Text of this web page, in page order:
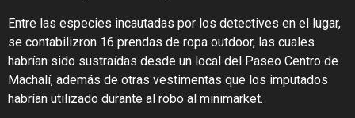
Entre las especies incautadas por los detectives en el lugar,
se contabilizron 16 prendas de ropa outdoor, las cuales
habrían sido sustraídas desde un local del Paseo Centro de
Machalí, además de otras vestimentas que los imputados
habrían utilizado durante al robo al minimarket.